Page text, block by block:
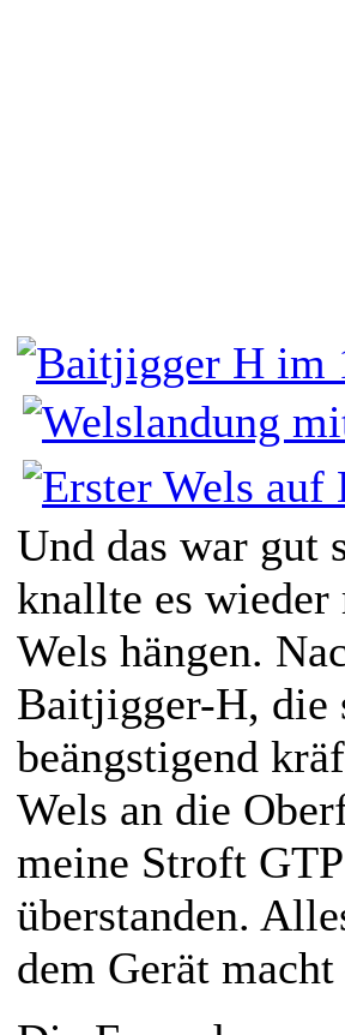
Und das war gut
knallte es
Wels hängen.
Baitjigger-H, die
beängstigend
Wels an die
meine Stroft
überstanden.
dem Gerät